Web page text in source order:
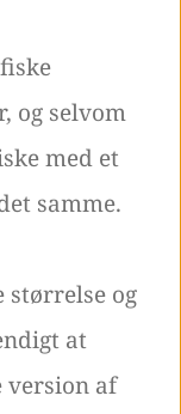
og selvom
med et
samme.
størrelse og
at
version af